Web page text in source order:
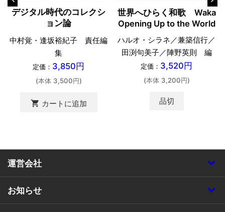
デジタル時代のコレクシ
ョン論
中村覚・逢坂裕紀子 責任編
集
定価： 3,850円
(本体 3,500円)
shopping_cart カートに追加
世界へひらく和歌 Waka
Opening Up to the World
ハルオ・シラネ／兼築信行／
田渕句美子／陣野英則 編
定価： 3,520円
(本体 3,200円)
品切
運営会社
お知らせ